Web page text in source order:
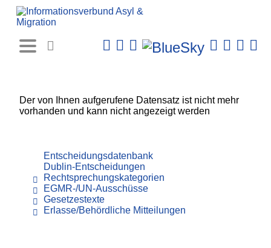
Der von Ihnen aufgerufene Datensatz ist nicht mehr
vorhanden und kann nicht angezeigt werden
Entscheidungsdatenbank
Dublin-Entscheidungen
Rechtsprechungskategorien
EGMR-/UN-Ausschüsse
Gesetzestexte
Erlasse/Behördliche Mitteilungen